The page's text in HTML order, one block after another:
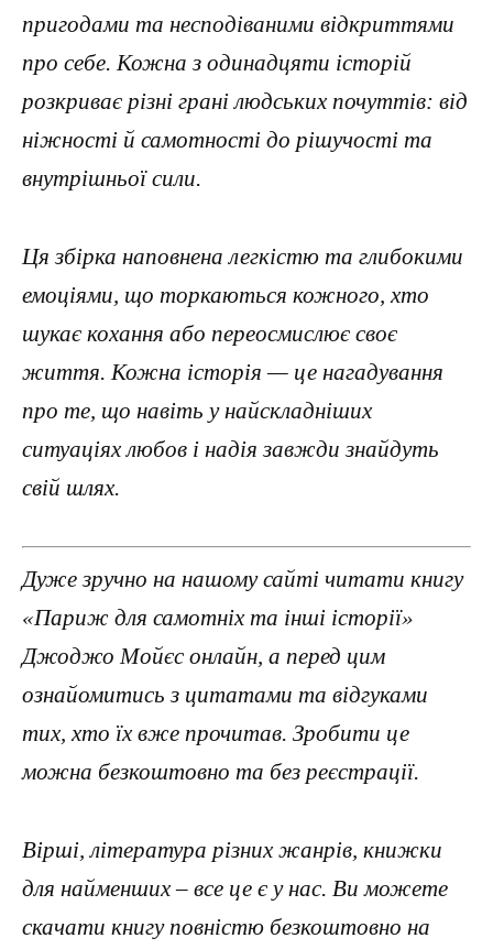
пригодами та несподіваними відкриттями
про себе. Кожна з одинадцяти історій
розкриває різні грані людських почуттів: від
ніжності й самотності до рішучості та
внутрішньої сили.
Ця збірка наповнена легкістю та глибокими
емоціями, що торкаються кожного, хто
шукає кохання або переосмислює своє
життя. Кожна історія — це нагадування
про те, що навіть у найскладніших
ситуаціях любов і надія завжди знайдуть
свій шлях.
Дуже зручно на нашому сайті читати книгу
«Париж для самотніх та інші історії»
Джоджо Мойєс онлайн, а перед цим
ознайомитись з цитатами та відгуками
тих, хто їх вже прочитав. Зробити це
можна безкоштовно та без реєстрації.
Вірші, література різних жанрів, книжки
для найменших – все це є у нас. Ви можете
скачати книгу повністю безкоштовно на